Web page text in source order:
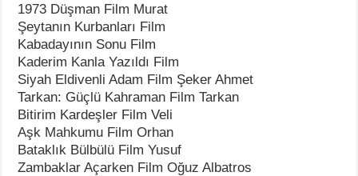
1973 Düşman Film Murat
Şeytanın Kurbanları Film
Kabadayının Sonu Film
Kaderim Kanla Yazıldı Film
Siyah Eldivenli Adam Film Şeker Ahmet
Tarkan: Güçlü Kahraman Film Tarkan
Bitirim Kardeşler Film Veli
Aşk Mahkumu Film Orhan
Bataklık Bülbülü Film Yusuf
Zambaklar Açarken Film Oğuz Albatros